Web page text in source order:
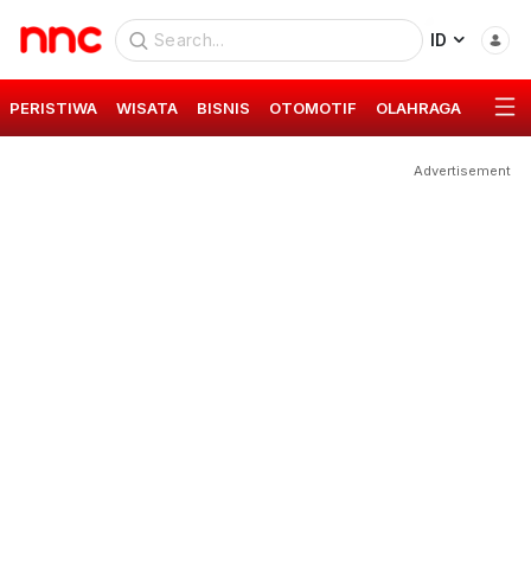
ID
PERISTIWA WISATA BISNIS OTOMOTIF OLAHRAGA GAYA
Advertisement